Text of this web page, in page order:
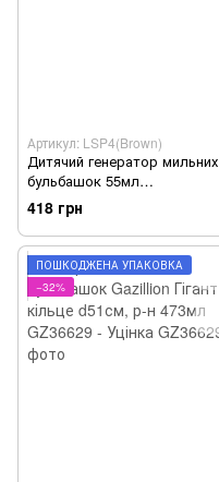
Артикул: LSP4(Brown)
Дитячий генератор мильних
бульбашок 55мл
(LSP4(Brown))
418 грн
ПОШКОДЖЕНА УПАКОВКА
−32%